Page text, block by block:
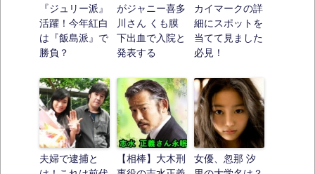
『ジュリー派』
活躍！今年紅白
は『飯島派』で
勝負？
がジャニー喜多
川さん くも膜
下出血で入院と
発表する
カイマークの詳
細にスポットを
当てて見ました
必見！
夫婦で逮捕と
【相棒】大木刑
女優、忽那 汐